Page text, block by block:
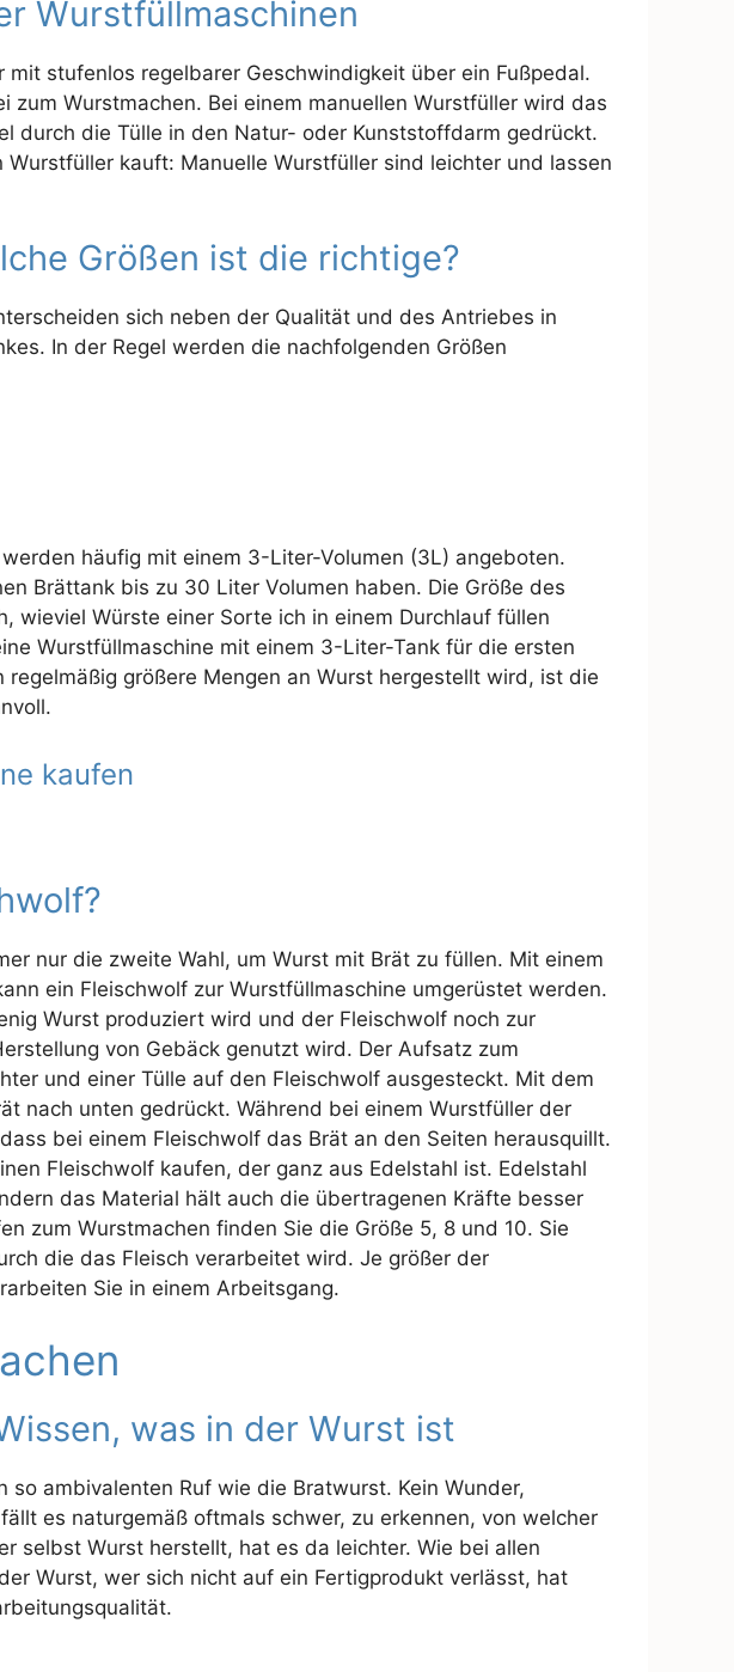
Wurstfüllmaschinen
stufenlos regelbarer Geschwindigkeit über ein Fußpedal.
zum Wurstmachen. Bei einem manuellen Wurstfüller wird das
durch die Tülle in den Natur- oder Kunststoffdarm gedrückt.
kauft: Manuelle Wurstfüller sind leichter und lassen
Größen ist die richtige?
sich neben der Qualität und des Antriebes in
In der Regel werden die nachfolgenden Größen
häufig mit einem 3-Liter-Volumen (3L) angeboten.
Brättank bis zu 30 Liter Volumen haben. Die Größe des
wieviel Würste einer Sorte ich in einem Durchlauf füllen
Wurstfüllmaschine mit einem 3-Liter-Tank für die ersten
größere Mengen an Wurst hergestellt wird, ist die
kaufen
nur die zweite Wahl, um Wurst mit Brät zu füllen. Mit einem
ein Fleischwolf zur Wurstfüllmaschine umgerüstet werden.
Wurst produziert wird und der Fleischwolf noch zur
von Gebäck genutzt wird. Der Aufsatz zum
und einer Tülle auf den Fleischwolf ausgesteckt. Mit dem
nach unten gedrückt. Während bei einem Wurstfüller der
bei einem Fleischwolf das Brät an den Seiten herausquillt.
Fleischwolf kaufen, der ganz aus Edelstahl ist. Edelstahl
das Material hält auch die übertragenen Kräfte besser
zum Wurstmachen finden Sie die Größe 5, 8 und 10. Sie
die das Fleisch verarbeitet wird. Je größer der
Sie in einem Arbeitsgang.
was in der Wurst ist
so ambivalenten Ruf wie die Bratwurst. Kein Wunder,
es naturgemäß oftmals schwer, zu erkennen, von welcher
selbst Wurst herstellt, hat es da leichter. Wie bei allen
Wurst, wer sich nicht auf ein Fertigprodukt verlässt, hat